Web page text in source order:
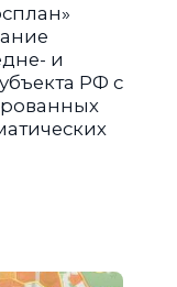
и
РФ с